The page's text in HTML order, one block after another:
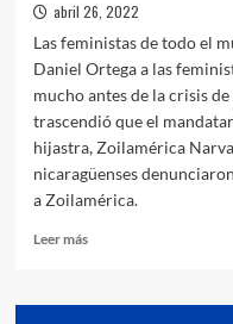
abril 26, 2022
Las feministas de todo el
Daniel Ortega a las
mucho antes de la crisis
trascendió que el
hijastra, Zoilamérica
nicaragüenses
a Zoilamérica.
Leer másLeer
Ver